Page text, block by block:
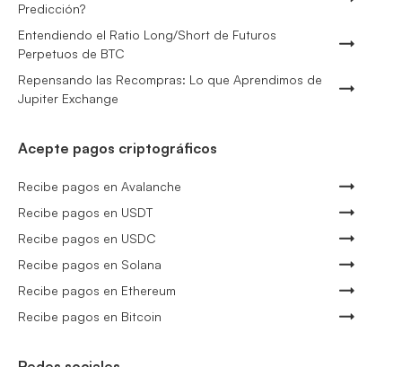
Predicción?
Entendiendo el Ratio Long/Short de Futuros
Perpetuos de BTC
Repensando las Recompras: Lo que Aprendimos de
Jupiter Exchange
Acepte pagos criptográficos
Recibe pagos en Avalanche
Recibe pagos en USDT
Recibe pagos en USDC
Recibe pagos en Solana
Recibe pagos en Ethereum
Recibe pagos en Bitcoin